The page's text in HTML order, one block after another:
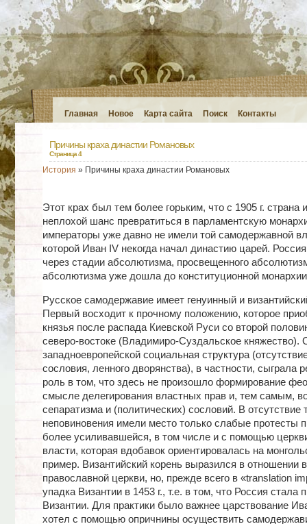
Главная Новое Карта сайта Поиск Контакты
Причины краха династии Романовых
Страница 4
История » Причины краха династии Романовых
Этот крах был тем более горьким, что с 1905 г. страна
неплохой шанс превратиться в парламентскую
императоры уже давно не имели той самодержавной
которой Иван IV некогда начал династию царей. Россия
через стадии абсолютизма, просвещенного
абсолютизма уже дошла до конституционной
Русское самодержавие имеет генуинный и
Первый восходит к прочному положению, которое
князья после распада Киевской Руси со второй
северо-востоке (Владимиро-Суздальское княжество).
западноевропейской социальная структура
сословия, ленного дворянства), в частности,
роль в том, что здесь не произошло формирование
смысле делегирования властных прав и, тем самым,
сепаратизма и (политических) сословий. В отсутствие
неповиновения имели место только слабые протесты
более усиливавшейся, в том числе и с помощью
власти, которая вдобавок ориентировалась на
пример. Византийский корень выразился в отношении
православной церкви, но, прежде всего в «translation
упадка Византии в 1453 г., т.е. в том, что Россия стала
Византии. Для практики было важнее царствование
хотел с помощью опричнины осуществить